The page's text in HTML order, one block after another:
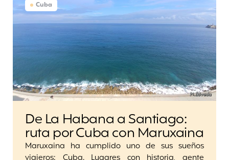
Cuba
De La Habana a Santiago:
ruta por Cuba con Maruxaina
Maruxaina ha cumplido uno de sus sueños